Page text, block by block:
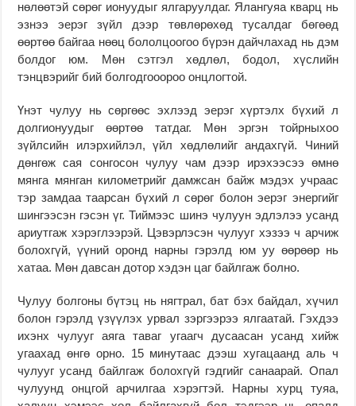
нөлөөтэй сөрөг ионуудыг ялгаруулдаг. Ялангуяа кварц нь
эзнээ эерэг зүйл дээр төвлөрөхөд тусалдаг бөгөөд
өөртөө байгаа нөөц бололцоогоо бүрэн дайчлахад нь дэм
болдог юм. Мөн сэтгэл хөдлөл, бодол, хүслийн
тэнцвэрийг бий болгодгооороо онцлогтой.
Үнэт чулуу нь сөргөөс эхлээд эерэг хүртэлх бүхий л
долгионуудыг өөртөө татдаг. Мөн эргэн тойрныхоо
зүйлсийн илэрхийлэл, үйл хөдлөлийг андахгүй. Чиний
дөнгөж сая сонгосон чулуу чам дээр ирэхээсээ өмнө
мянга мянган километрийг дамжсан байж мэдэх учраас
тэр замдаа таарсан бүхий л сөрөг болон эерэг энергийг
шингээсэн гэсэн үг. Тиймээс шинэ чулуун эдлэлээ усанд
ариутгаж хэрэглээрэй. Цэвэрлэсэн чулууг хэзээ ч арчиж
болохгүй, үүний оронд нарны гэрэлд юм уу өөрөөр нь
хатаа. Мөн давсан дотор хэдэн цаг байлгаж болно.
Чулуу болгоны бүтэц нь нягтрал, бат бэх байдал, хүчил
болон гэрэлд үзүүлэх урвал зэргээрээ ялгаатай. Гэхдээ
ихэнх чулууг аяга таваг угаагч дусаасан усанд хийж
угаахад өнгө орно. 15 минутаас дээш хугацаанд аль ч
чулууг усанд байлгаж болохгүй гэдгийг санаарай. Опал
чулуунд онцгой арчилгаа хэрэгтэй. Нарны хурц туяа,